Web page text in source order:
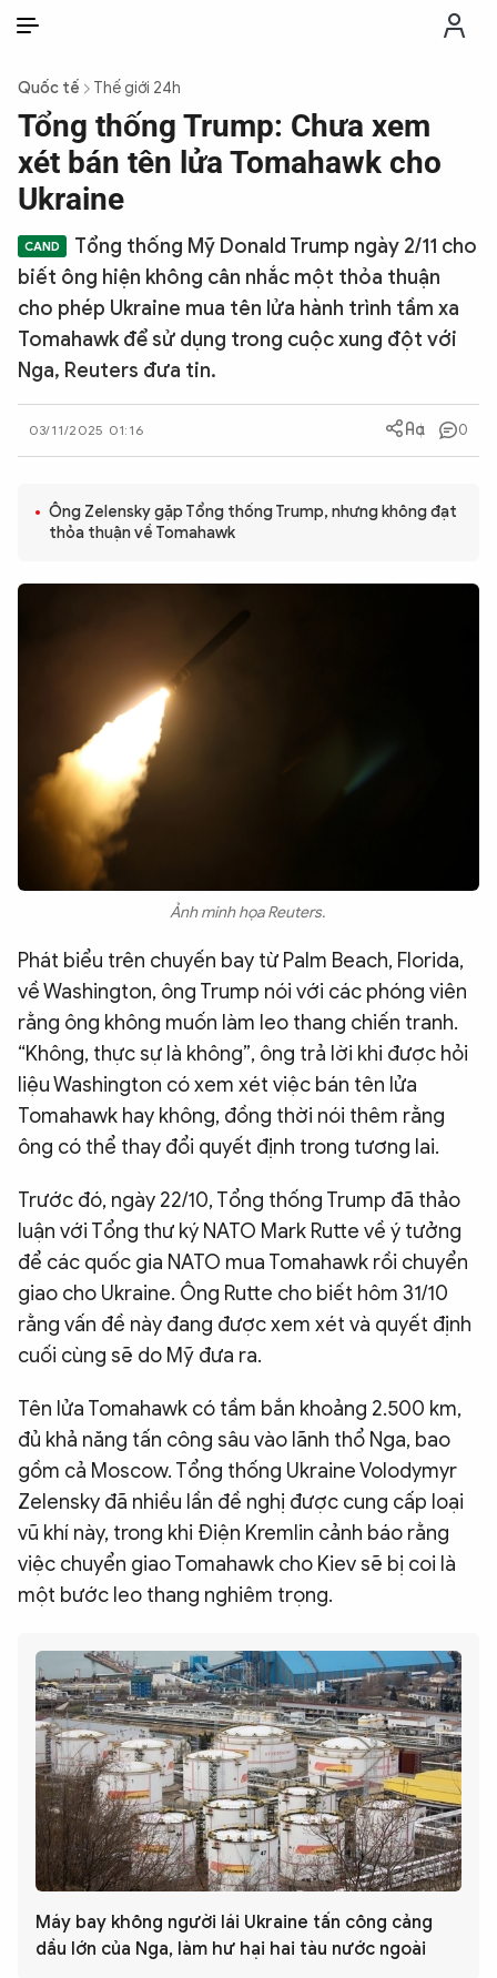
THỜI SỰ
CÔNG AN TRONG LÒNG DÂN
XÃ HỘI
PHÁP LUẬT
CÔNG NGHỆ
QUỐC TẾ
ĐA PHƯƠNG TIỆN
eMagazine
Video
Infographic
Chuyên trangAn ninh thế giớiVăn nghệ Công an
Quốc tế Thế giới 24h
Tổng thống Trump: Chưa xem
xét bán tên lửa Tomahawk cho
Ukraine
Tổng thống Mỹ Donald Trump ngày 2/11 cho
biết ông hiện không cân nhắc một thỏa thuận
cho phép Ukraine mua tên lửa hành trình tầm xa
Tomahawk để sử dụng trong cuộc xung đột với
Nga, Reuters đưa tin.
03/11/2025 01:16 0
Ông Zelensky gặp Tổng thống Trump, nhưng không đạt
thỏa thuận về Tomahawk
Ảnh minh họa Reuters.
Phát biểu trên chuyến bay từ Palm Beach, Florida,
về Washington, ông Trump nói với các phóng viên
rằng ông không muốn làm leo thang chiến tranh.
“Không, thực sự là không”, ông trả lời khi được hỏi
liệu Washington có xem xét việc bán tên lửa
Tomahawk hay không, đồng thời nói thêm rằng
ông có thể thay đổi quyết định trong tương lai.
Trước đó, ngày 22/10, Tổng thống Trump đã thảo
luận với Tổng thư ký NATO Mark Rutte về ý tưởng
để các quốc gia NATO mua Tomahawk rồi chuyển
giao cho Ukraine. Ông Rutte cho biết hôm 31/10
rằng vấn đề này đang được xem xét và quyết định
cuối cùng sẽ do Mỹ đưa ra.
Tên lửa Tomahawk có tầm bắn khoảng 2.500 km,
đủ khả năng tấn công sâu vào lãnh thổ Nga, bao
gồm cả Moscow. Tổng thống Ukraine Volodymyr
Zelensky đã nhiều lần đề nghị được cung cấp loại
vũ khí này, trong khi Điện Kremlin cảnh báo rằng
việc chuyển giao Tomahawk cho Kiev sẽ bị coi là
một bước leo thang nghiêm trọng.
Máy bay không người lái Ukraine tấn công cảng
dầu lớn của Nga, làm hư hại hai tàu nước ngoài